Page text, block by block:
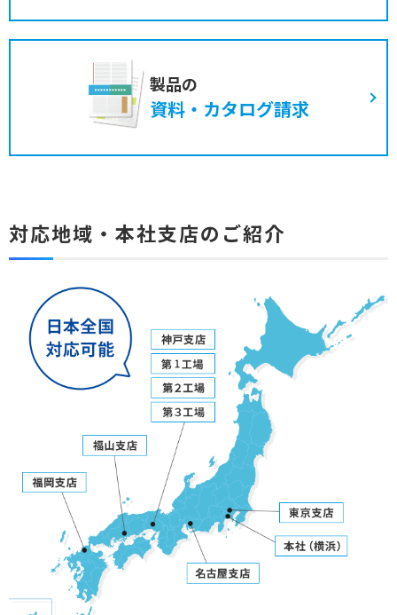
製品の
資料・カタログ請求
対応地域・本社支店のご紹介